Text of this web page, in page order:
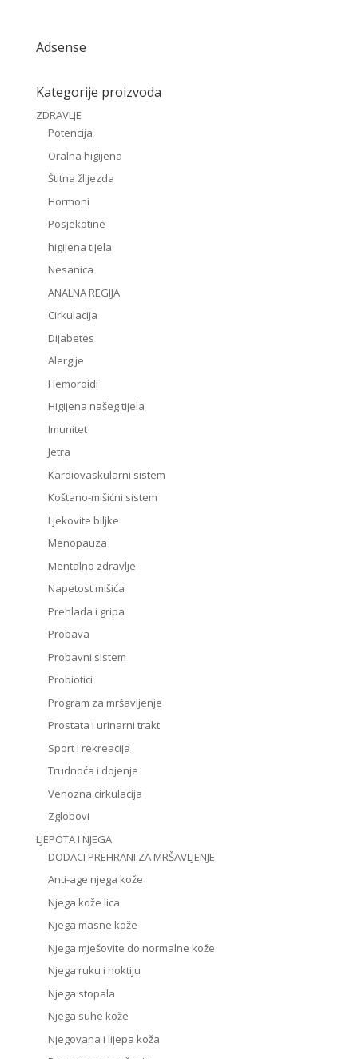
Adsense
Kategorije proizvoda
ZDRAVLJE
Potencija
Oralna higijena
Štitna žlijezda
Hormoni
Posjekotine
higijena tijela
Nesanica
ANALNA REGIJA
Cirkulacija
Dijabetes
Alergije
Hemoroidi
Higijena našeg tijela
Imunitet
Jetra
Kardiovaskularni sistem
Koštano-mišićni sistem
Ljekovite biljke
Menopauza
Mentalno zdravlje
Napetost mišića
Prehlada i gripa
Probava
Probavni sistem
Probiotici
Program za mršavljenje
Prostata i urinarni trakt
Sport i rekreacija
Trudnoća i dojenje
Venozna cirkulacija
Zglobovi
LJEPOTA I NJEGA
DODACI PREHRANI ZA MRŠAVLJENJE
Anti-age njega kože
Njega kože lica
Njega masne kože
Njega mješovite do normalne kože
Njega ruku i noktiju
Njega stopala
Njega suhe kože
Njegovana i lijepa koža